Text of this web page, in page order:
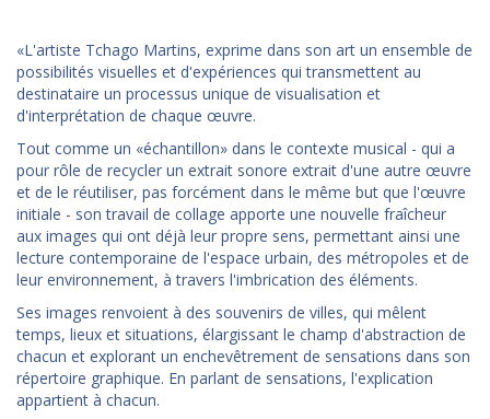
«L'artiste Tchago Martins, exprime dans son art un ensemble de
possibilités visuelles et d'expériences qui transmettent au
destinataire un processus unique de visualisation et
d'interprétation de chaque œuvre.
Tout comme un «échantillon» dans le contexte musical - qui a
pour rôle de recycler un extrait sonore extrait d'une autre œuvre
et de le réutiliser, pas forcément dans le même but que l'œuvre
initiale - son travail de collage apporte une nouvelle fraîcheur
aux images qui ont déjà leur propre sens, permettant ainsi une
lecture contemporaine de l'espace urbain, des métropoles et de
leur environnement, à travers l'imbrication des éléments.
Ses images renvoient à des souvenirs de villes, qui mêlent
temps, lieux et situations, élargissant le champ d'abstraction de
chacun et explorant un enchevêtrement de sensations dans son
répertoire graphique. En parlant de sensations, l'explication
appartient à chacun.